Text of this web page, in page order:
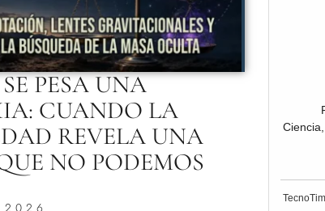
PESA UNA
CUANDO LA
REVELA UNA
NO PODEMOS